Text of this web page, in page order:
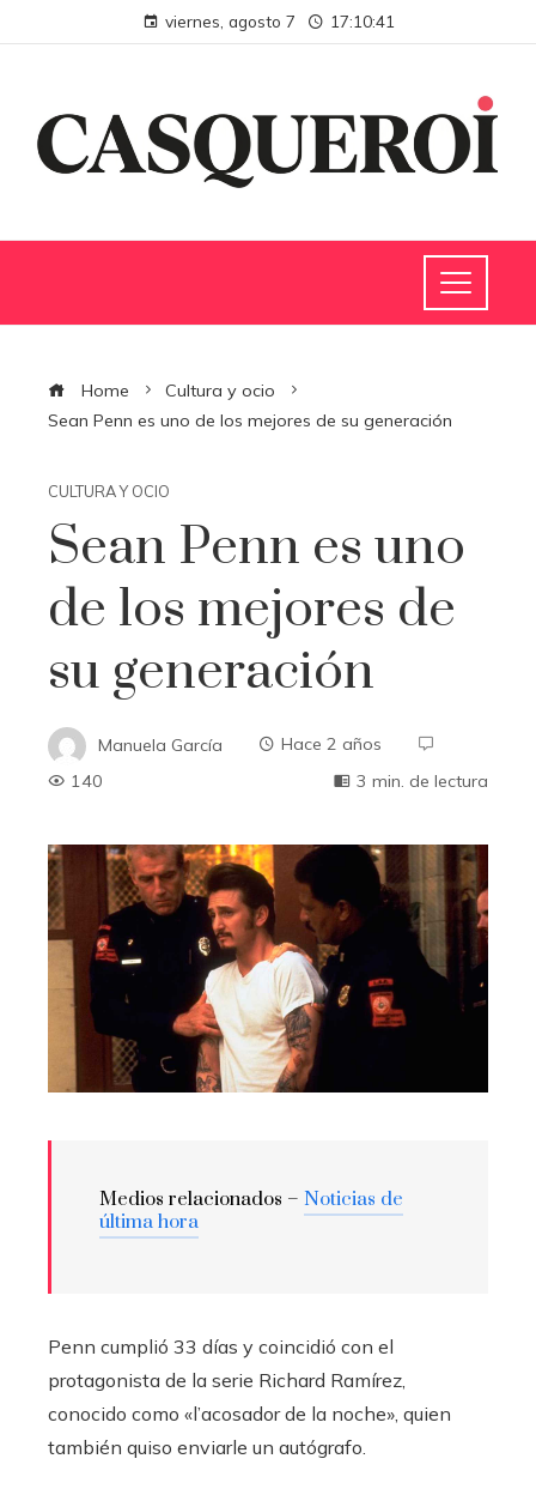
viernes, agosto 7 17:10:41
Home
Cultura y ocio
Sean Penn es uno de los mejores de su generación
CULTURA Y OCIO
Sean Penn es uno
de los mejores de
su generación
Manuela García
Hace 2 años
140
3 min. de lectura
Medios relacionados – Noticias de
última hora
Penn cumplió 33 días y coincidió con el
protagonista de la serie Richard Ramírez,
conocido como «l’acosador de la noche», quien
también quiso enviarle un autógrafo.